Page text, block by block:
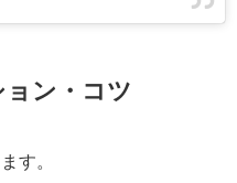
ン・コツ
す。